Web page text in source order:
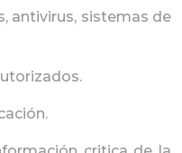
antivirus, sistemas de